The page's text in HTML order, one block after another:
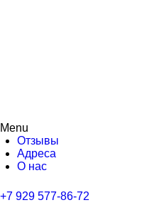
Menu
Отзывы
Адреса
О нас
+7 929 577-86-72